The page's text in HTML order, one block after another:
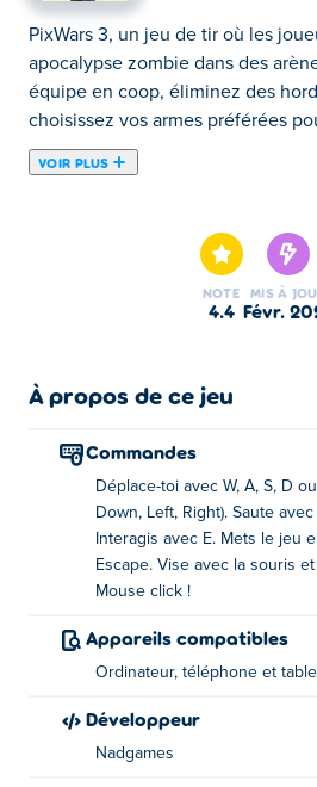
PixWars 3, un jeu de tir où les
apocalypse zombie dans des
équipe en coop, éliminez des
choisissez vos armes préférées
VOIR PLUS
zombies implacables sur huit
palpitantes. Faites équipe avec
votre niveau de difficulté (de
de sumo. Serez-vous capable de
Comment jouer à PixWars 3 ?
Déplacement : WASD ou
Saut : barre d'espace
Pause : Évasion
Qui a créé PixWars 3 ?
NOTE
4.4
MIS À
févr.
À propos de ce jeu
Commandes
Déplace-toi avec W, A, S, D
Down, Left, Right). Saute
Interagis avec E. Mets le jeu
Escape. Vise avec la souris
Mouse click !
Appareils compatibles
Ordinateur, téléphone et
Développeur
Nadgames